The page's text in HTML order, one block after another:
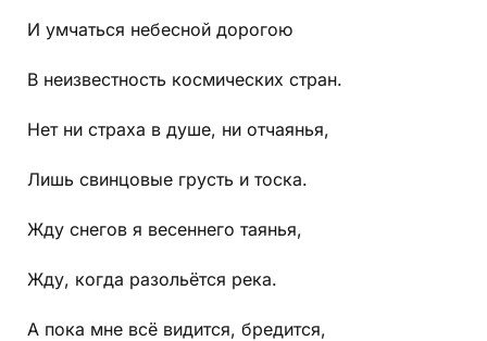
И умчаться небесной дорогою
В неизвестность космических стран.
Нет ни страха в душе, ни отчаянья,
Лишь свинцовые грусть и тоска.
Жду снегов я весеннего таянья,
Жду, когда разольётся река.
А пока мне всё видится, бредится,